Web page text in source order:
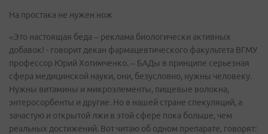
На простака не нужен нож
«Это настоящая беда – реклама биологически активных
добавок! - говорит декан фармацевтического факультета ВГМУ
профессор Юрий Хотимченко. – БАДы в принципе серьезная
сфера медицинской науки, они, безусловно, нужны человеку.
Нужны витамины и микроэлементы, пищевые волокна,
энтеросорбенты и другие. Но в нашей стране спекуляций, а
зачастую и открытой лжи в этой сфере пока больше, чем
реальных достижений. Вот читаю об одном препарате, говорят: